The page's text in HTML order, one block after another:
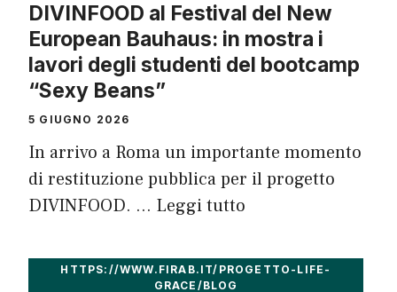
DIVINFOOD al Festival del New
European Bauhaus: in mostra i
lavori degli studenti del bootcamp
“Sexy Beans”
5 GIUGNO 2026
In arrivo a Roma un importante momento
di restituzione pubblica per il progetto
DIVINFOOD. … Leggi tutto
HTTPS://WWW.FIRAB.IT/PROGETTO-LIFE-
GRACE/BLOG